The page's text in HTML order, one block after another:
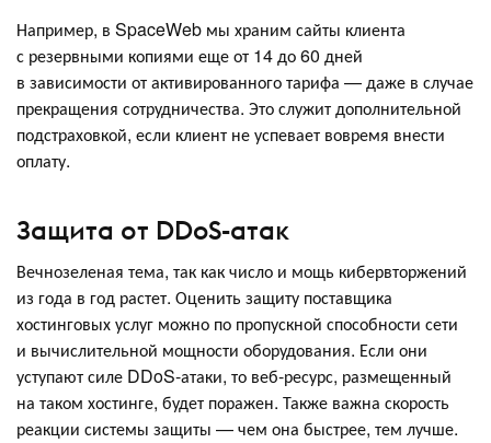
Например, в SpaceWeb мы храним сайты клиента
с резервными копиями еще от 14 до 60 дней
в зависимости от активированного тарифа — даже в случае
прекращения сотрудничества. Это служит дополнительной
подстраховкой, если клиент не успевает вовремя внести
оплату.
Защита от DDoS-атак
Вечнозеленая тема, так как число и мощь кибервторжений
из года в год растет. Оценить защиту поставщика
хостинговых услуг можно по пропускной способности сети
и вычислительной мощности оборудования. Если они
уступают силе DDoS-атаки, то веб-ресурс, размещенный
на таком хостинге, будет поражен. Также важна скорость
реакции системы защиты — чем она быстрее, тем лучше.